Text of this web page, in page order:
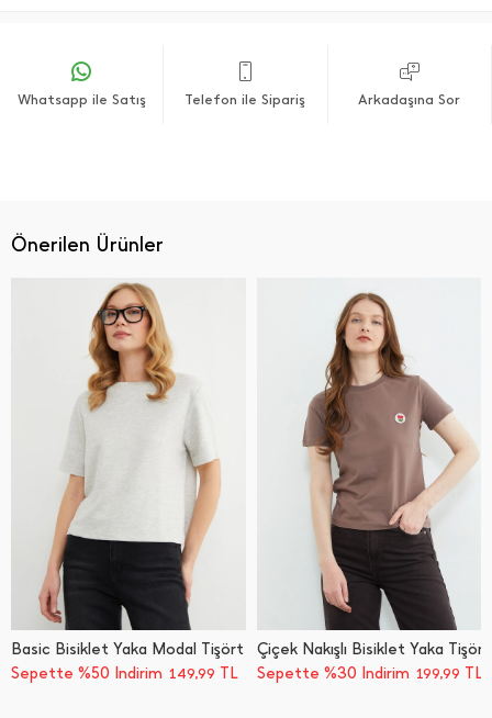
Whatsapp ile Satış Telefon ile Sipariş Arkadaşına Sor
Önerilen Ürünler
Basic Bisiklet Yaka Modal Tişört
Sepette %50 İndirim 149,99 TL
Çiçek Nakışlı Bisiklet Yaka Tişört
Sepette %30 İndirim 199,99 TL